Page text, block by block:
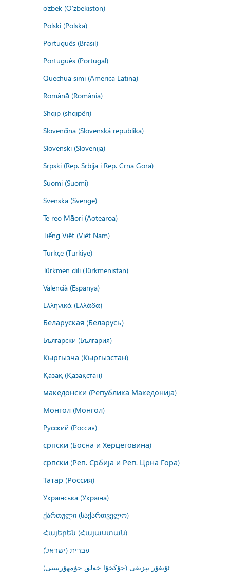
o'zbek (O'zbekiston)
Polski (Polska)
Português (Brasil)
Português (Portugal)
Quechua simi (America Latina)
Română (România)
Shqip (shqipëri)
Slovenčina (Slovenská republika)
Slovenski (Slovenija)
Srpski (Rep. Srbija i Rep. Crna Gora)
Suomi (Suomi)
Svenska (Sverige)
Te reo Māori (Aotearoa)
Tiếng Việt (Việt Nam)
Türkçe (Türkiye)
Türkmen dili (Türkmenistan)
Valencià (Espanya)
Ελληνικά (Ελλάδα)
Беларуская (Беларусь)
Български (България)
Кыргызча (Кыргызстан)
Қазақ (Қазақстан)
македонски (Република Македонија)
Монгол (Монгол)
Русский (Россия)
српски (Босна и Херцеговина)
српски (Реп. Србија и Реп. Црна Гора)
Татар (Россия)
Українська (Україна)
ქართული (საქართველო)
Հայերեն (Հայաստան)
עברית (ישראל)
ئۇيغۇر يېزىقى (جۇڭخۇا خەلق جۇمھۇرىيىتى)